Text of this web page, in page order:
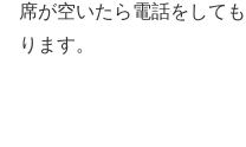
席が空いたら電話をして
ります。